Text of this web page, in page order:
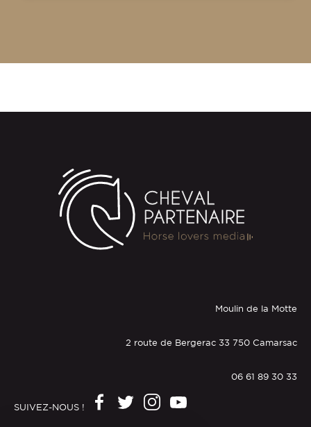
Moulin de la Motte
2 route de Bergerac 33 750 Camarsac
06 61 89 30 33
SUIVEZ-NOUS !